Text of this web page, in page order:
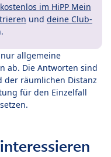
kostenlos im HiPP Mein
und deine Club-
allgemeine
ab. Die Antworten sind
räumlichen Distanz
für den Einzelfall